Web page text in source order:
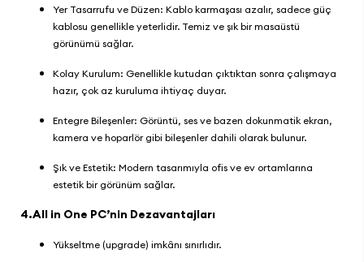
Yer Tasarrufu ve Düzen: Kablo karmaşası azalır, sadece güç
kablosu genellikle yeterlidir. Temiz ve şık bir masaüstü
görünümü sağlar.
Kolay Kurulum: Genellikle kutudan çıktıktan sonra çalışmaya
hazır, çok az kuruluma ihtiyaç duyar.
Entegre Bileşenler: Görüntü, ses ve bazen dokunmatik ekran,
kamera ve hoparlör gibi bileşenler dahili olarak bulunur.
Şık ve Estetik: Modern tasarımıyla ofis ve ev ortamlarına
estetik bir görünüm sağlar.
4.All in One PC’nin Dezavantajları
Yükseltme (upgrade) imkânı sınırlıdır.